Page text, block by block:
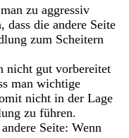
zu aggressiv
die andere Seite
zum Scheitern
nicht gut vorbereitet
man wichtige
nicht in der Lage
zu führen.
Seite: Wenn